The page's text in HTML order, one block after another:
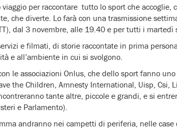
per raccontare tutto lo sport che accoglie,
che diverte. Lo farà con una trasmissione
dal 3 novembre, alle 19.40 e per tutti i
e filmati, di storie raccontate in prima
e all’ambiente in cui si svolgono.
le associazioni Onlus, che dello sport fanno
the Children, Amnesty International, Uisp, Csi,
tante altre, piccole e grandi, e si
e Parlamento).
andranno nei campetti di periferia, nelle